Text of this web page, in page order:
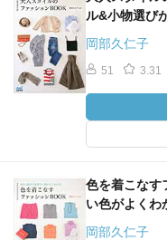
ル&小物選び
岡部久仁子
51 3.31
色を着こなす
い色がよくわ
岡部久仁子